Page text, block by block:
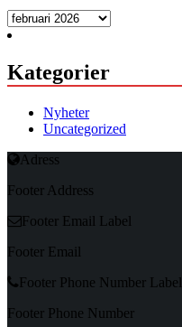
Arkiv
Kategorier
Nyheter
Uncategorized
Adress
Footer Address
Footer Email Label
Footer Email
Footer Phone Number Label
Footer Phone Number